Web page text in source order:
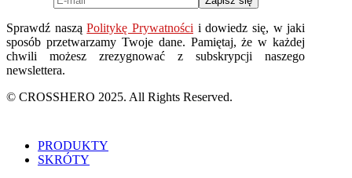
Sprawdź nasząPolitykę Prywatności i dowiedz się, w jaki
sposób przetwarzamy Twoje dane. Pamiętaj, że w każdej
chwili możesz zrezygnować z subskrypcji naszego
newslettera.
© CROSSHERO 2025. All Rights Reserved.
PRODUKTY
SKRÓTY